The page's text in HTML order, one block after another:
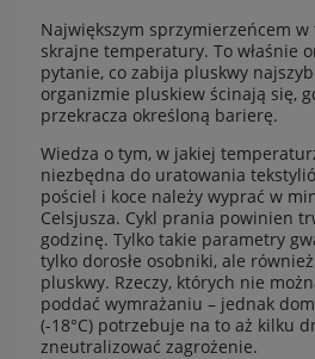
Największym sprzymierzeńcem
skrajne temperatury. To właśnie
pytanie, co zabija pluskwy
organizmie pluskiew ścinają się,
przekracza określoną barierę.
Wiedza o tym, w jakiej
niezbędna do uratowania
pościel i koce należy wyprać w
Celsjusza. Cykl prania powinien
godzinę. Tylko takie parametry
tylko dorosłe osobniki, ale
pluskwy. Rzeczy, których nie
poddać wymrażaniu – jednak
(-18°C) potrzebuje na to aż kilku
zneutralizować zagrożenie.